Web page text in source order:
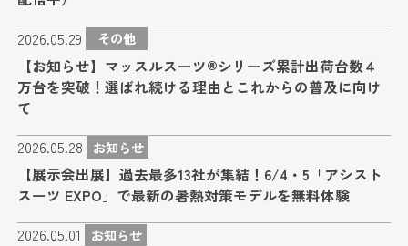
2026.05.29 その他
【お知らせ】マッスルスーツ®シリーズ累計出荷台数４
万台を突破！選ばれ続ける理由とこれからの普及に向け
て
2026.05.28 お知らせ
【展示会出展】過去最多13社が集結！6/4・5「アシスト
スーツ EXPO」で最新の暑熱対策モデルを無料体験
2026.05.01 お知らせ